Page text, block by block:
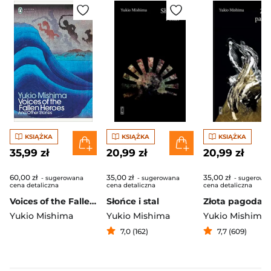
KSIĄŻKA
35,99 zł
60,00 zł - sugerowana
cena detaliczna
Voices of the Fallen Heroes
Yukio Mishima
KSIĄŻKA
20,99 zł
35,00 zł - sugerowana
cena detaliczna
Słońce i stal
Yukio Mishima
7,0 (162)
KSIĄŻKA
20,99 zł
35,00 zł -
cena detaliczna
Złota pagoda
Yukio Mishima
7,7 (609)